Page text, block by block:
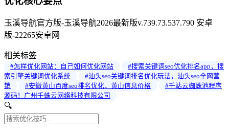
玉溪导航官方版-玉溪导航2026最新版v.739.73.537.790 安卓
版-22265安卓网
相关标签
#怎样优化网站：自己如何优化网站
#搜索关键词seo优化排名app，搜
索引擎关键词优化系统
#汕头seo关键词排名优化玩法，汕头seo全网营
销
#安徽黄山百度seo排名优化，黄山信息价格
#千站云蜘蛛池程序
源码！广州千蛛云网络科技有限公司
🔍